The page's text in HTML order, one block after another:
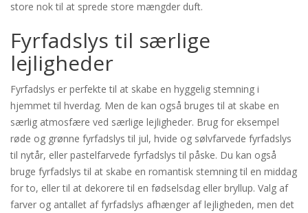
store nok til at sprede store mængder duft.
Fyrfadslys til særlige
lejligheder
Fyrfadslys er perfekte til at skabe en hyggelig stemning i
hjemmet til hverdag. Men de kan også bruges til at skabe en
særlig atmosfære ved særlige lejligheder. Brug for eksempel
røde og grønne fyrfadslys til jul, hvide og sølvfarvede fyrfadslys
til nytår, eller pastelfarvede fyrfadslys til påske. Du kan også
bruge fyrfadslys til at skabe en romantisk stemning til en middag
for to, eller til at dekorere til en fødselsdag eller bryllup. Valg af
farver og antallet af fyrfadslys afhænger af lejligheden, men det